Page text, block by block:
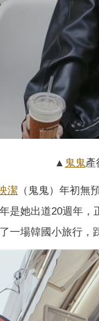
▲ 鬼鬼產
潔 （鬼鬼）年初無
是她出道20週年
一場韓國小旅行，